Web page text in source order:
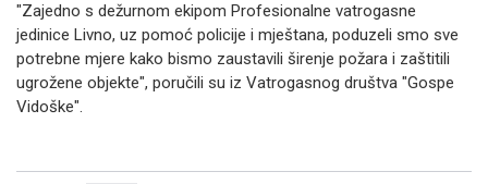
"Zajedno s dežurnom ekipom Profesionalne vatrogasne
jedinice Livno, uz pomoć policije i mještana, poduzeli smo sve
potrebne mjere kako bismo zaustavili širenje požara i zaštitili
ugrožene objekte", poručili su iz Vatrogasnog društva "Gospe
Vidoške".